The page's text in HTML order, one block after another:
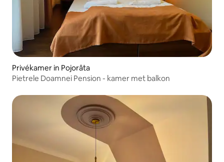
Privékamer in Pojorâta
Pietrele Doamnei Pension - kamer met balkon